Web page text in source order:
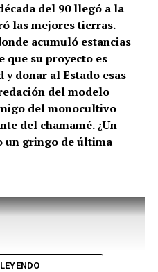
del 90 llegó a la
las mejores tierras.
acumuló estancias
que su proyecto es
donar al Estado esas
del modelo
del monocultivo
del chamamé. ¿Un
un gringo de última